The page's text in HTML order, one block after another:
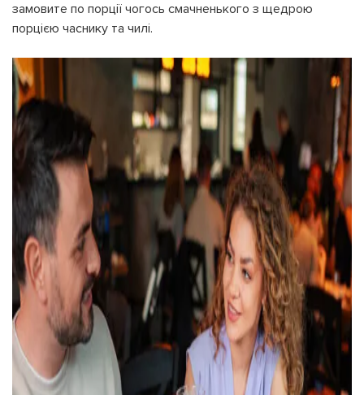
замовите по порції чогось смачненького з щедрою
порцією часнику та чилі.